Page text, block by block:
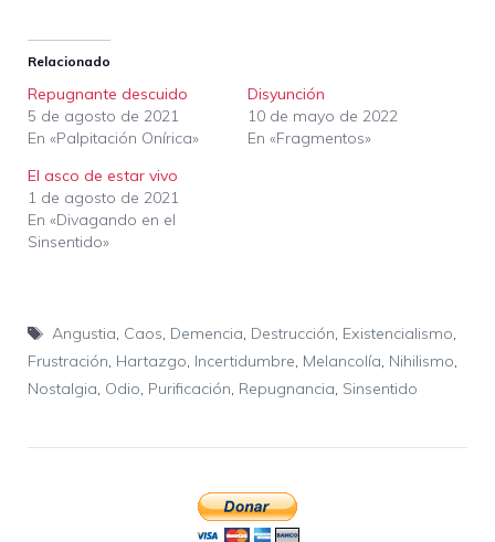
Relacionado
Repugnante descuido
5 de agosto de 2021
En «Palpitación Onírica»
Disyunción
10 de mayo de 2022
En «Fragmentos»
El asco de estar vivo
1 de agosto de 2021
En «Divagando en el
Sinsentido»
Etiquetas
Angustia, Caos, Demencia, Destrucción, Existencialismo,
Frustración, Hartazgo, Incertidumbre, Melancolía, Nihilismo,
Nostalgia, Odio, Purificación, Repugnancia, Sinsentido